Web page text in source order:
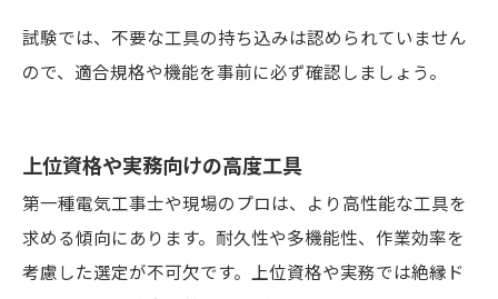
試験では、不要な工具の持ち込みは認められていません
ので、適合規格や機能を事前に必ず確認しましょう。
上位資格や実務向けの高度工具
第一種電気工事士や現場のプロは、より高性能な工具を
求める傾向にあります。耐久性や多機能性、作業効率を
考慮した選定が不可欠です。上位資格や実務では絶縁ド